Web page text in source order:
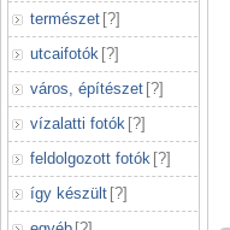
természet [?]
utcaifotók [?]
város, építészet [?]
vízalatti fotók [?]
feldolgozott fotók [?]
így készült [?]